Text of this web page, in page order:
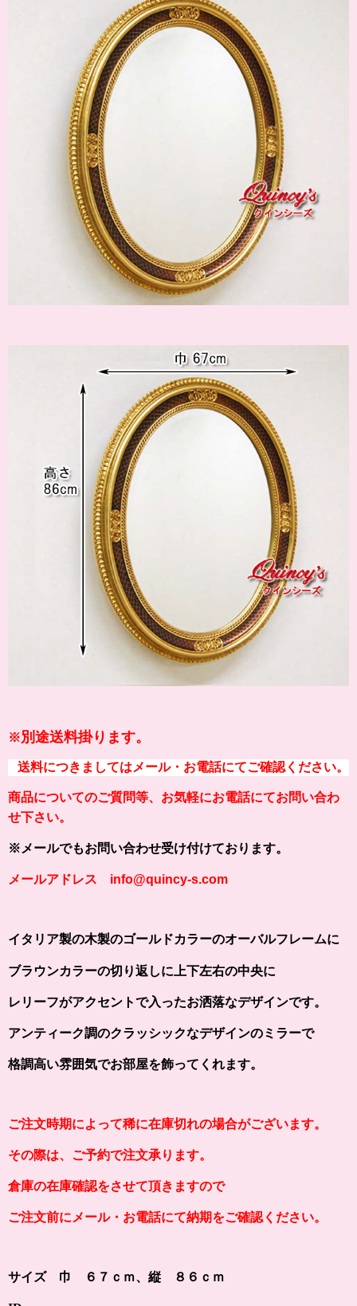
※別途送料掛ります。
送料につきましてはメール・お電話にてご確認ください。
商品についてのご質問等、お気軽にお電話にてお問い合わ
せ下さい。
※メールでもお問い合わせ受け付けております。
メールアドレス info@quincy-s.com
イタリア製の木製のゴールドカラーのオーバルフレームに
ブラウンカラーの切り返しに上下左右の中央に
レリーフがアクセントで入ったお洒落なデザインです。
アンティーク調のクラッシックなデザインのミラーで
格調高い雰囲気でお部屋を飾ってくれます。
ご注文時期によって稀に在庫切れの場合がございます。
その際は、ご予約で注文承ります。
倉庫の在庫確認をさせて頂きますので
ご注文前にメール・お電話にて納期をご確認ください。
サイズ 巾 ６７ｃｍ、縦 ８６ｃｍ